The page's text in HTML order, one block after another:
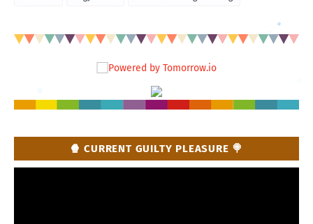
🍿 CURRENT GUILTY PLEASURE 🍭